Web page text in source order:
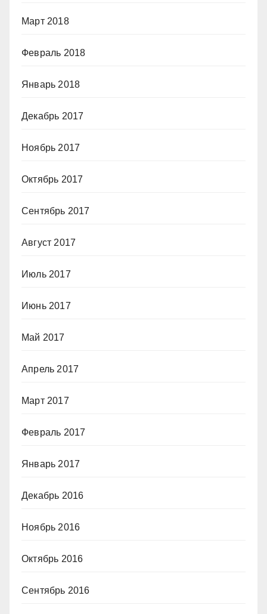
Март 2018
Февраль 2018
Январь 2018
Декабрь 2017
Ноябрь 2017
Октябрь 2017
Сентябрь 2017
Август 2017
Июль 2017
Июнь 2017
Май 2017
Апрель 2017
Март 2017
Февраль 2017
Январь 2017
Декабрь 2016
Ноябрь 2016
Октябрь 2016
Сентябрь 2016